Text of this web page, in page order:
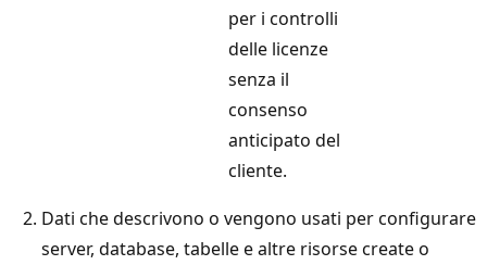
per i controlli
delle licenze
senza il
consenso
anticipato del
cliente.
Dati che descrivono o vengono usati per configurare
server, database, tabelle e altre risorse create o